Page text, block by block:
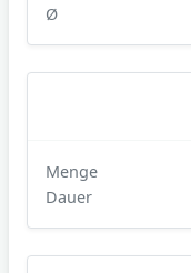
Ø
Menge
Dauer